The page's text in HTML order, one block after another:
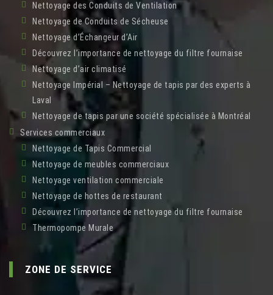
Nettoyage des Conduits de Ventilation
Nettoyage de Conduits de Sécheuse
Nettoyage d’Échangeur d’Air
Découvrez l’importance de nettoyage du filtre fournaise
Nettoyage d’air climatisé
Nettoyage Impérial – Nettoyage de tapis par des experts à
Laval
Nettoyage de tapis par une société spécialisée à Montréal
Services commerciaux
Nettoyage de Tapis Commercial
Nettoyage de meubles commerciaux
Nettoyage ventilation commerciale
Nettoyage de hottes de restaurant
Découvrez l’importance de nettoyage du filtre fournaise
Thermopompe Murale
ZONE DE SERVICE